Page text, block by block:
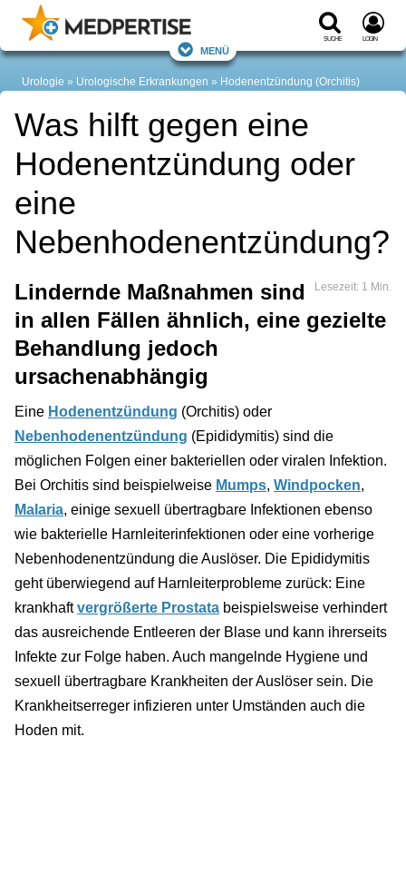
Suche Login
Menü
Urologie Urologische Erkrankungen Hodenentzündung (Orchitis)
Was hilft gegen eine
Hodenentzündung oder
eine
Nebenhodenentzündung?
Lesezeit: 1 Min.
Lindernde Maßnahmen sind
in allen Fällen ähnlich, eine gezielte
Behandlung jedoch
ursachenabhängig
Eine Hodenentzündung (Orchitis) oder
Nebenhodenentzündung (Epididymitis) sind die
möglichen Folgen einer bakteriellen oder viralen Infektion.
Bei Orchitis sind beispielweise Mumps, Windpocken,
Malaria, einige sexuell übertragbare Infektionen ebenso
wie bakterielle Harnleiterinfektionen oder eine vorherige
Nebenhodenentzündung die Auslöser. Die Epididymitis
geht überwiegend auf Harnleiterprobleme zurück: Eine
krankhaftvergrößerte Prostata beispielsweise verhindert
das ausreichende Entleeren der Blase und kann ihrerseits
Infekte zur Folge haben. Auch mangelnde Hygiene und
sexuell übertragbare Krankheiten der Auslöser sein. Die
Krankheitserreger infizieren unter Umständen auch die
Hoden mit.